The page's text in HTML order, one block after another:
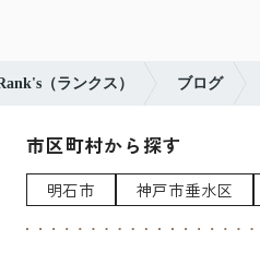
（ランクス） ブログ
市区町村から探す
明石市 神戸市垂水区